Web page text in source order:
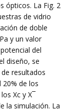
ópticos. La Fig. 2
de vidrio
de doble
y un valor
del
diseño, se
resultados
20% de los
Xc y X¯
la simulación. La